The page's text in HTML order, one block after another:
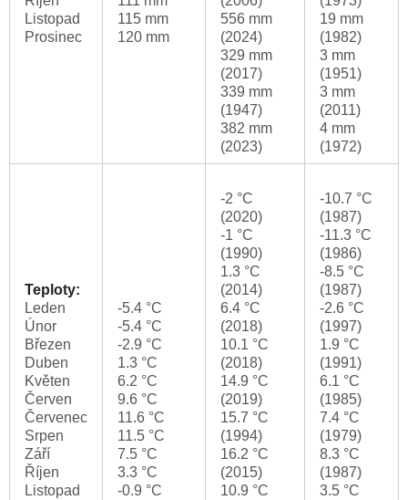
Listopad
Prosinec
115 mm
120 mm
556 mm
(2024)
329 mm
(2017)
339 mm
(1947)
382 mm
(2023)
19 mm
(1982)
3 mm
(1951)
3 mm
(2011)
4 mm
(1972)
Teploty:
Leden
Únor
Březen
Duben
Květen
Červen
Červenec
Srpen
Září
Říjen
Listopad
-5.4 °C
-5.4 °C
-2.9 °C
1.3 °C
6.2 °C
9.6 °C
11.6 °C
11.5 °C
7.5 °C
3.3 °C
-0.9 °C
-2 °C
(2020)
-1 °C
(1990)
1.3 °C
(2014)
6.4 °C
(2018)
10.1 °C
(2018)
14.9 °C
(2019)
15.7 °C
(1994)
16.2 °C
(2015)
10.9 °C
-10.7 °C
(1987)
-11.3 °C
(1986)
-8.5 °C
(1987)
-2.6 °C
(1997)
1.9 °C
(1991)
6.1 °C
(1985)
7.4 °C
(1979)
8.3 °C
(1987)
3.5 °C